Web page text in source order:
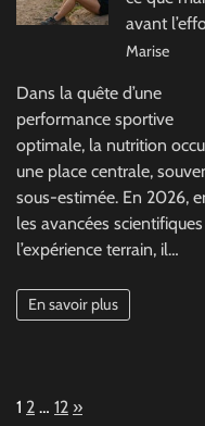
avant
Marise
Dans la quête d’une
performance sportive
optimale, la nutrition
une place centrale,
sous-estimée. En 2026,
les avancées
l’expérience terrain, il…
En savoir plus
Page:
1 2 … 12 Next
»